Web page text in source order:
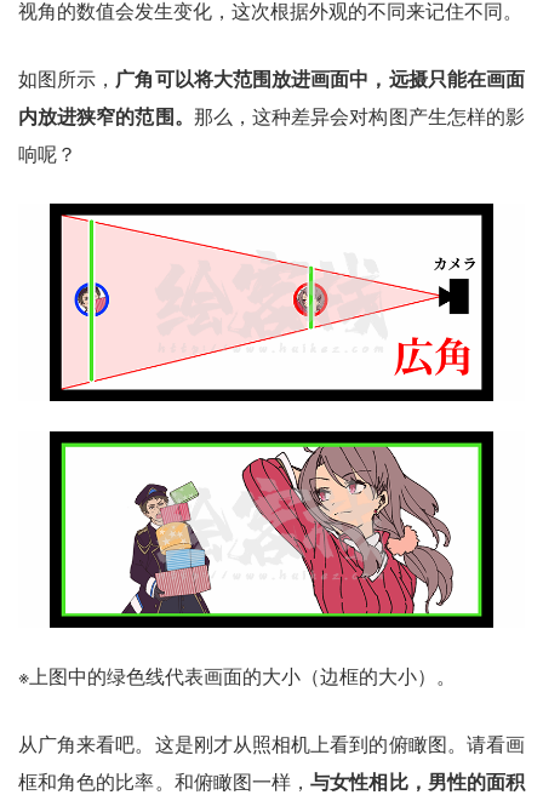
视角的数值会发生变化，这次根据外观的不同来记住不同。
如图所示， 广角可以将大范围放进画面中，远摄只能在画面
内放进狭窄的范围。 那么，这种差异会对构图产生怎样的影
响呢？
※上图中的绿色线代表画面的大小（边框的大小）。
从广角来看吧。这是刚才从照相机上看到的俯瞰图。请看画
框和角色的比率。和俯瞰图一样，与女性相比，男性的面积